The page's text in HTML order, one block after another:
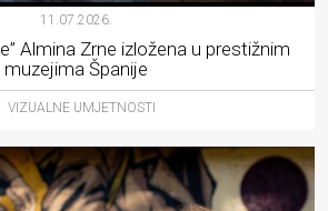
11.07.2026.
Almina Zrne izložena u prestižnim
muzejima Španije
VIZUALNE UMJETNOSTI